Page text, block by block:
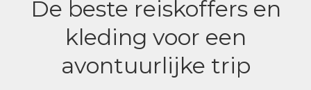
De beste reiskoffers en
kleding voor een
avontuurlijke trip